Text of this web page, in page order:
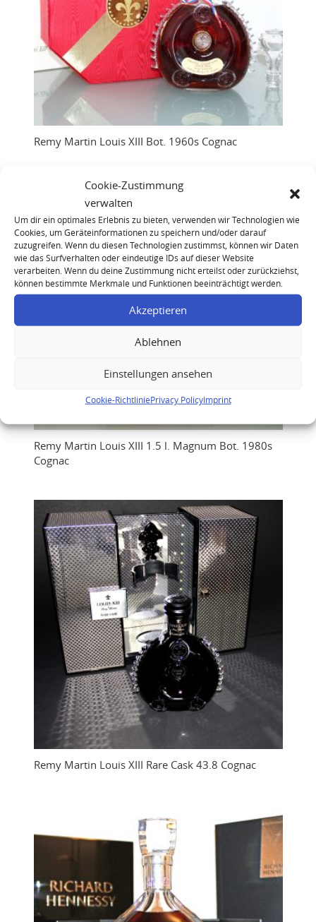
Cookie-Zustimmung
verwalten
Um dir ein optimales Erlebnis zu bieten, verwenden wir Technologien wie
Cookies, um Geräteinformationen zu speichern und/oder darauf
zuzugreifen. Wenn du diesen Technologien zustimmst, können wir Daten
wie das Surfverhalten oder eindeutige IDs auf dieser Website
verarbeiten. Wenn du deine Zustimmung nicht erteilst oder zurückziehst,
können bestimmte Merkmale und Funktionen beeinträchtigt werden.
Akzeptieren
Ablehnen
Einstellungen ansehen
Cookie-RichtliniePrivacy PolicyImprint
Remy Martin Louis XIII Bot. 1960s Cognac
Remy Martin Louis XIII 1.5 l. Magnum Bot. 1980s
Cognac
Remy Martin Louis XIII Rare Cask 43.8 Cognac